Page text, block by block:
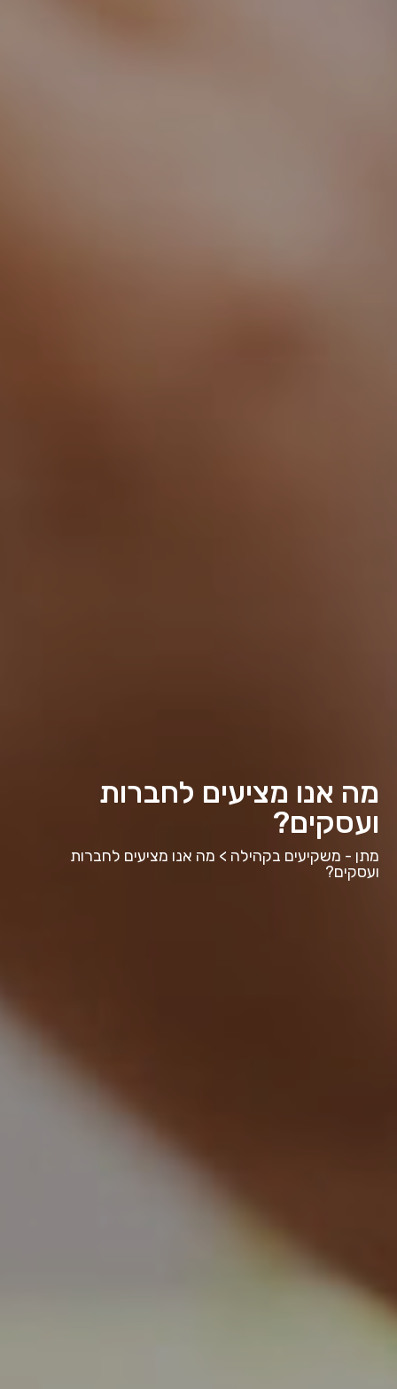
מה אנו מציעים לחברות
ועסקים?
מתן - משקיעים בקהילה > מה אנו מציעים לחברות
ועסקים?